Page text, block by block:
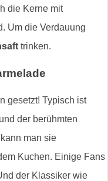
die Kerne mit
Um die Verdauung
trinken.
gesetzt! Typisch ist
der berühmten
man sie
Kuchen. Einige Fans
der Klassiker wie